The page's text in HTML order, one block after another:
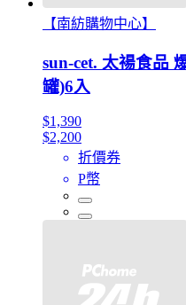
【南紡購物中心】
sun-cet. 太禓食品
罐)6入
$1,390
$2,200
折價券
P幣